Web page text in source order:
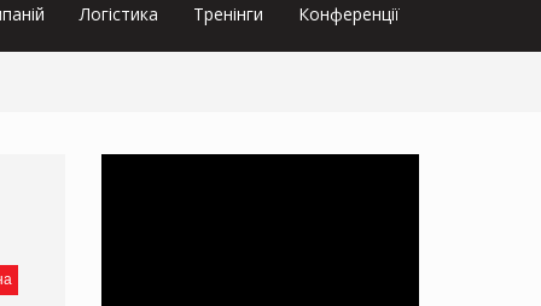
Логістика Тренінги Конференції